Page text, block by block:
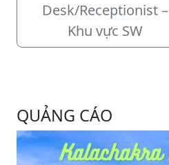
Desk/Receptionist –
Khu vực SW
QUẢNG CÁO